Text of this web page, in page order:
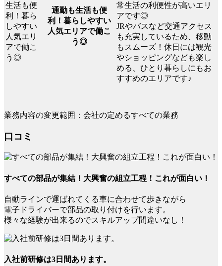
通勤も生活も便
利！暮らしやすい
人気エリアで働こ
う◎
常生活の利便性が高いエリ
アです◎
JRやバスなど交通アクセス
も充実しているため、移動
もスムーズ！休日には観光
やショッピングなども楽し
める、ひとり暮らしにもお
すすめのエリアです♪
業務内容の変更範囲：会社の定めるすべての業務
口コミ
すべての部品が集結！大興奮の組立工程！これが面白い！
自動ラインで運ばれてくる車に合わせて歩きながら
電子ドライバーで部品の取り付けを行います。
様々な経験が出来るのでスキルアップ間違いなし！
入社前研修は3日間あります。